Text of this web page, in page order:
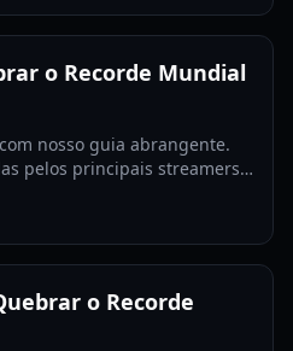
o Recorde Mundial
nosso guia abrangente.
pelos principais streamers
o Recorde